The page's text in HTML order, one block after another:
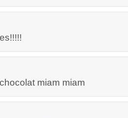
miam miam